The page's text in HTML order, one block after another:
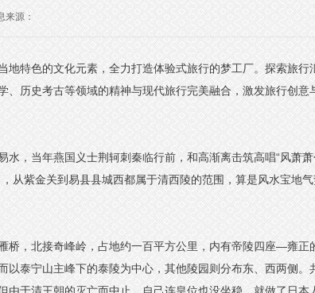
来源：
特色的文化元素，全力打造体验式旅行的梦工厂。探索旅行
历史考古等领域的精神与现代旅行完美融合，激发旅行创意
，当年燕国义士荆轲刺秦临行前，和高渐离击筑高唱“风萧
从紫金关到易县县城西都属于清西陵的范围，算是风水宝地
桥，北接奇峰岭，占地约一百平方公里，内有帝陵四座—雍正
泰宁山主峰下的泰陵为中心，其他陵园则分布东、西两侧。